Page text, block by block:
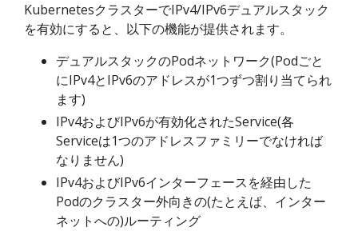
KubernetesクラスターでIPv4/IPv6デュアルスタック
を有効にすると、以下の機能が提供されます。
デュアルスタックのPodネットワーク(Podごと
にIPv4とIPv6のアドレスが1つずつ割り当てられ
ます)
IPv4およびIPv6が有効化されたService(各
Serviceは1つのアドレスファミリーでなければ
なりません)
IPv4およびIPv6インターフェースを経由した
Podのクラスター外向きの(たとえば、インター
ネットへの)ルーティング